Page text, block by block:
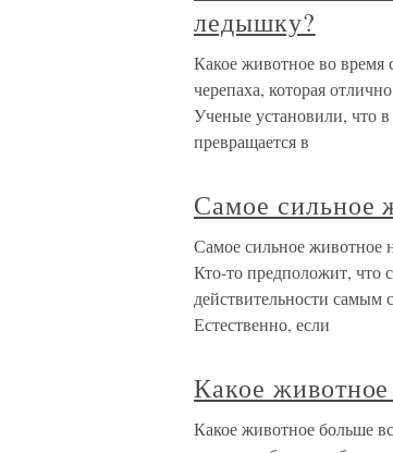
ледышку?
Какое животное во время
черепаха, которая
Ученые установили, что
превращается в
Самое сильное
Самое сильное животное
Кто-то предположит, что
действительности
Естественно, если
Какое
Какое животное больше